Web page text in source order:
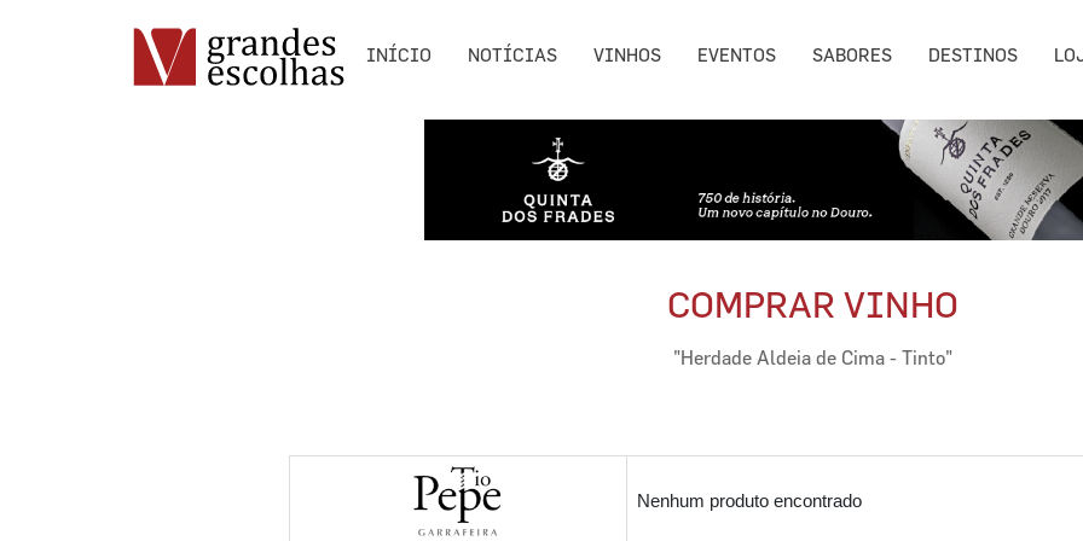
INÍCIO NOTÍCIAS VINHOS EVENTOS SABORES DESTINOS
COMPRAR VINHO
"Herdade Aldeia de Cima - Tinto"
Nenhum produto encontrado